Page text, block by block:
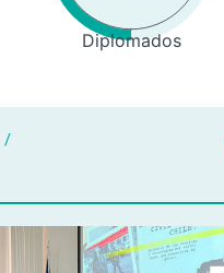
Diplomados
/